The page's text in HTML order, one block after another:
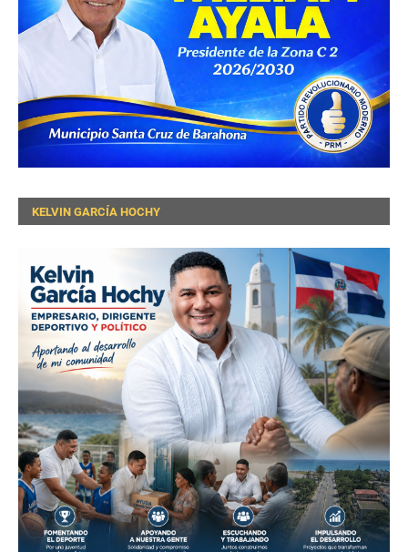
KELVIN GARCÍA HOCHY